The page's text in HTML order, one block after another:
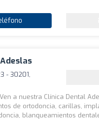
- 30201,
a nuestra Clínica Dental
de ortodoncia, carillas,
blanqueamientos